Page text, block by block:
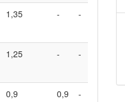
1,35 - -
1,25 - -
0,9 0,9 -